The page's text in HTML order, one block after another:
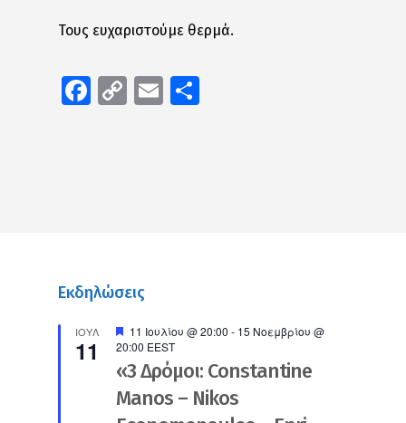
Τους ευχαριστούμε θερμά.
Facebook
CopyEmail
Εκδηλώσεις
ΙΟΎΛ
11
Προτεινόμενο
11 Ιουλίου @ 20:00 - 15 Νοεμβρίου @
20:00 EEST
«3 Δρόμοι: Constantine
Manos – Nikos